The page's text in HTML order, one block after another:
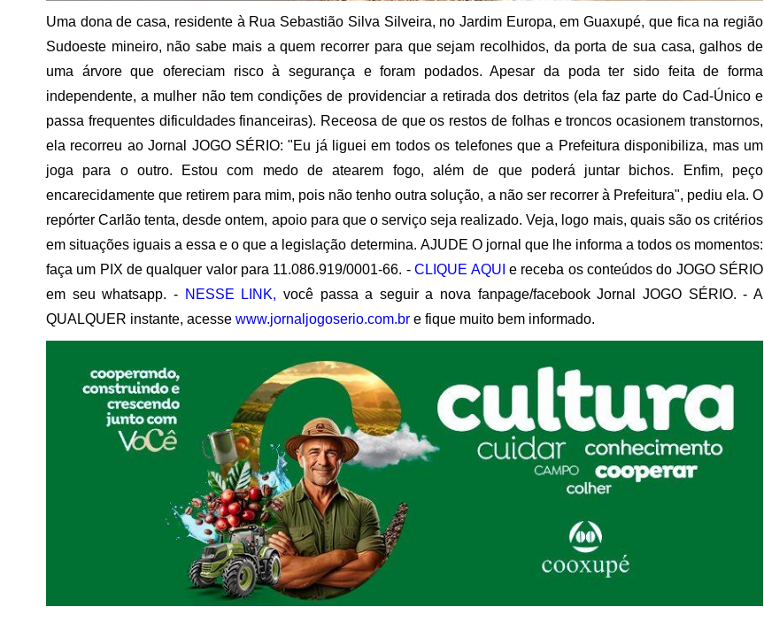
Uma dona de casa, residente à Rua Sebastião Silva Silveira, no Jardim Europa, em Guaxupé, que fica na região
Sudoeste mineiro, não sabe mais a quem recorrer para que sejam recolhidos, da porta de sua casa, galhos de
uma árvore que ofereciam risco à segurança e foram podados. Apesar da poda ter sido feita de forma
independente, a mulher não tem condições de providenciar a retirada dos detritos (ela faz parte do Cad-Único e
passa frequentes dificuldades financeiras). Receosa de que os restos de folhas e troncos ocasionem transtornos,
ela recorreu ao Jornal JOGO SÉRIO: "Eu já liguei em todos os telefones que a Prefeitura disponibiliza, mas um
joga para o outro. Estou com medo de atearem fogo, além de que poderá juntar bichos. Enfim, peço
encarecidamente que retirem para mim, pois não tenho outra solução, a não ser recorrer à Prefeitura", pediu ela. O
repórter Carlão tenta, desde ontem, apoio para que o serviço seja realizado. Veja, logo mais, quais são os critérios
em situações iguais a essa e o que a legislação determina. AJUDE O jornal que lhe informa a todos os momentos:
faça um PIX de qualquer valor para 11.086.919/0001-66. -CLIQUE AQUI e receba os conteúdos do JOGO SÉRIO
em seu whatsapp. - NESSE LINK, você passa a seguir a nova fanpage/facebook Jornal JOGO SÉRIO. - A
QUALQUER instante, acesse www.jornaljogoserio.com.br e fique muito bem informado.